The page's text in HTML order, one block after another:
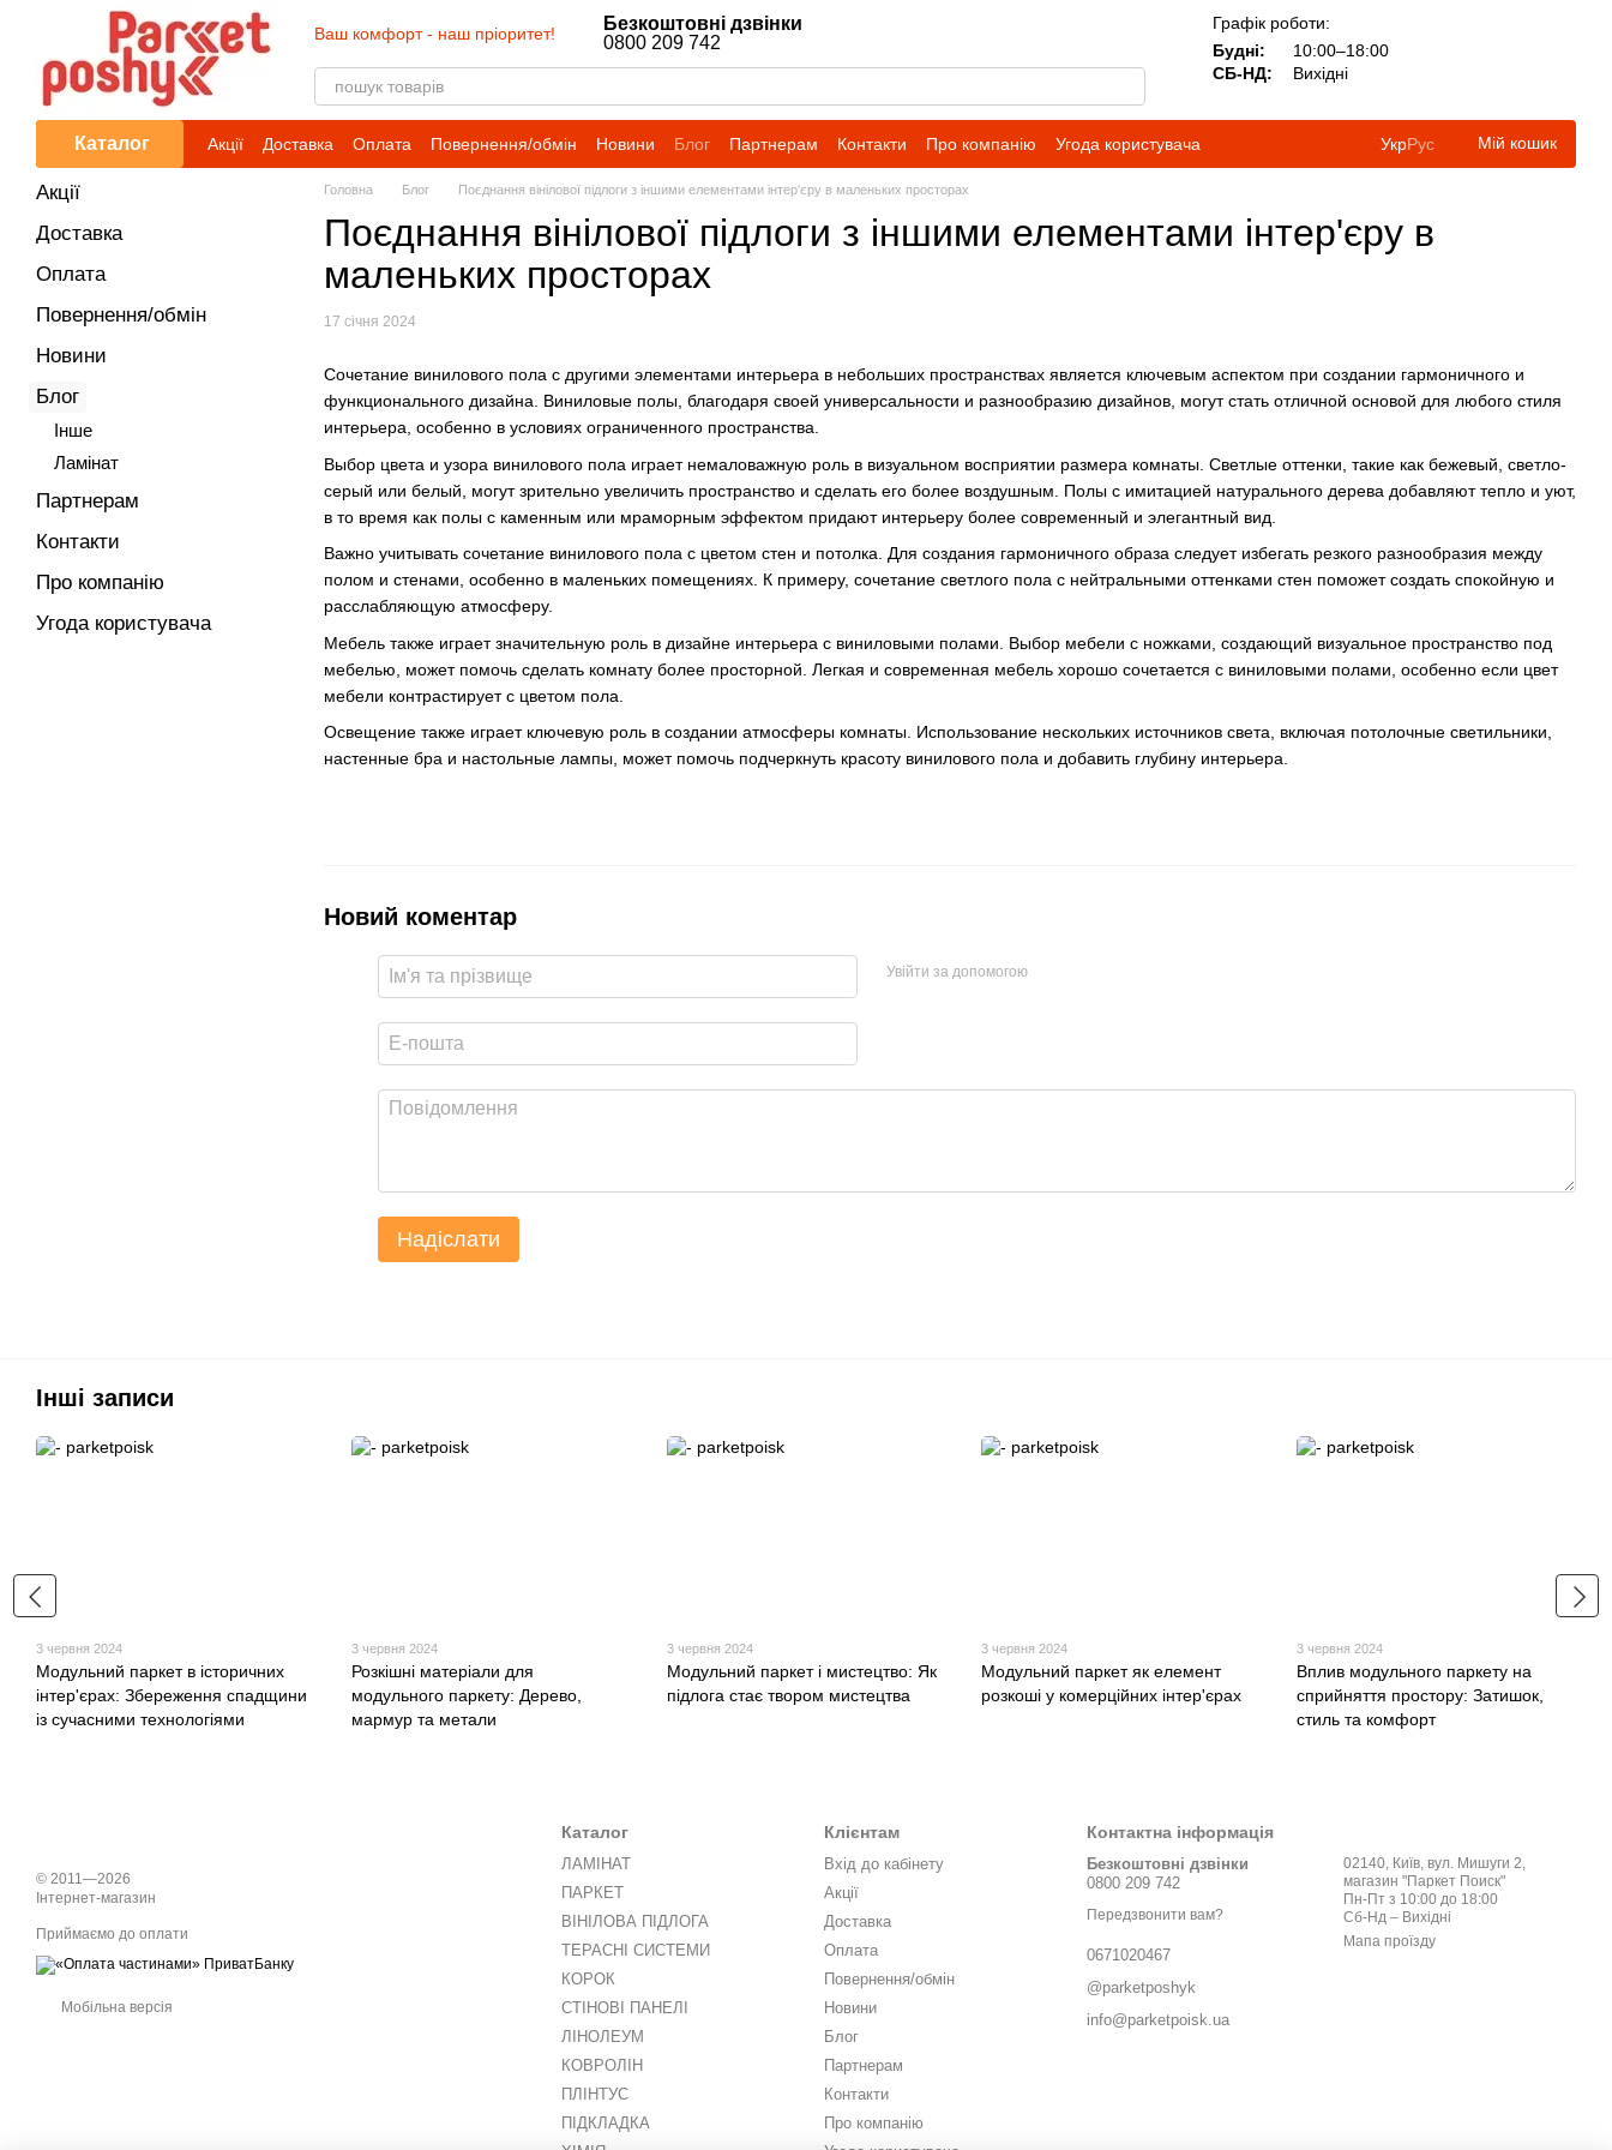
Перейти до основного контенту
Ваш комфорт - наш пріоритет!
Безкоштовні дзвінки
0800 209 742
Графік роботи:
Будні:
10:00–18:00
СБ-НД:
Вихідні
Каталог Акції Доставка Оплата Повернення/обмін Новини Блог Партнерам Контакти Про компанію Угода користувача УкрРус Мій кошик
Головна Блог Поєднання вінілової підлоги з іншими елементами інтер'єру в маленьких просторах
Поєднання вінілової підлоги з іншими елементами інтер'єру в
маленьких просторах
17 січня 2024
Сочетание винилового пола с другими элементами интерьера в небольших пространствах является ключевым аспектом при создании гармоничного и
функционального дизайна. Виниловые полы, благодаря своей универсальности и разнообразию дизайнов, могут стать отличной основой для любого стиля
интерьера, особенно в условиях ограниченного пространства.
Выбор цвета и узора винилового пола играет немаловажную роль в визуальном восприятии размера комнаты. Светлые оттенки, такие как бежевый, светло-
серый или белый, могут зрительно увеличить пространство и сделать его более воздушным. Полы с имитацией натурального дерева добавляют тепло и уют,
в то время как полы с каменным или мраморным эффектом придают интерьеру более современный и элегантный вид.
Важно учитывать сочетание винилового пола с цветом стен и потолка. Для создания гармоничного образа следует избегать резкого разнообразия между
полом и стенами, особенно в маленьких помещениях. К примеру, сочетание светлого пола с нейтральными оттенками стен поможет создать спокойную и
расслабляющую атмосферу.
Мебель также играет значительную роль в дизайне интерьера с виниловыми полами. Выбор мебели с ножками, создающий визуальное пространство под
мебелью, может помочь сделать комнату более просторной. Легкая и современная мебель хорошо сочетается с виниловыми полами, особенно если цвет
мебели контрастирует с цветом пола.
Освещение также играет ключевую роль в создании атмосферы комнаты. Использование нескольких источников света, включая потолочные светильники,
настенные бра и настольные лампы, может помочь подчеркнуть красоту винилового пола и добавить глубину интерьера.
Новий коментар
Увійти за допомогою
Надіслати
Акції
Доставка
Оплата
Повернення/обмін
Новини
Блог
Iнше
Ламінат
Партнерам
Контакти
Про компанію
Угода користувача
Інші записи
3 червня 2024
Модульний паркет в історичних
інтер'єрах: Збереження спадщини
із сучасними технологіями
3 червня 2024
Розкішні матеріали для
модульного паркету: Дерево,
мармур та метали
3 червня 2024
Модульний паркет і мистецтво: Як
підлога стає твором мистецтва
3 червня 2024
Модульний паркет як елемент
розкоші у комерційних інтер'єрах
3 червня 2024
Вплив модульного паркету на
сприйняття простору: Затишок,
стиль та комфорт
© 2011—2026
Інтернет-магазин
Приймаємо до оплати
Мобільна версія
Каталог
ЛАМІНАТ
ПАРКЕТ
ВІНІЛОВА ПІДЛОГА
ТЕРАСНІ СИСТЕМИ
КОРОК
СТІНОВІ ПАНЕЛІ
ЛІНОЛЕУМ
КОВРОЛІН
ПЛІНТУС
ПІДКЛАДКА
Клієнтам
Вхід до кабінету
Акції
Доставка
Оплата
Повернення/обмін
Новини
Блог
Партнерам
Контакти
Про компанію
Контактна інформація
Безкоштовні дзвінки
0800 209 742
Передзвонити вам?
0671020467
@parketposhyk
info@parketpoisk.ua
02140, Київ, вул. Мишуги 2,
магазин "Паркет Поиск"
Пн-Пт з 10:00 до 18:00
Сб-Нд – Вихідні
Мапа проїзду